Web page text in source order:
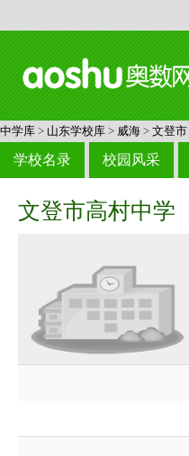
中学库 > 山东学校库 > 威海 > 文登市
学校名录 校园风采
文登市高村中学